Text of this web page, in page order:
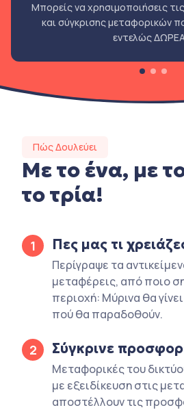
Μπορείς να χρησιμοποιήσεις
και σύγκρισης μεταφορικών
εντελώς
Πώς Δουλεύει
Με το ένα, με
το τρία!
1 Πες μας τι
Περίγραψε τα
μεταφέρεις, από ποιο
περιοχή: Μύρινα θα
πού θα παραδοθούν.
2 Σύγκρινε
Μεταφορικές του
με εξειδίκευση στις
αποστέλλουν τις